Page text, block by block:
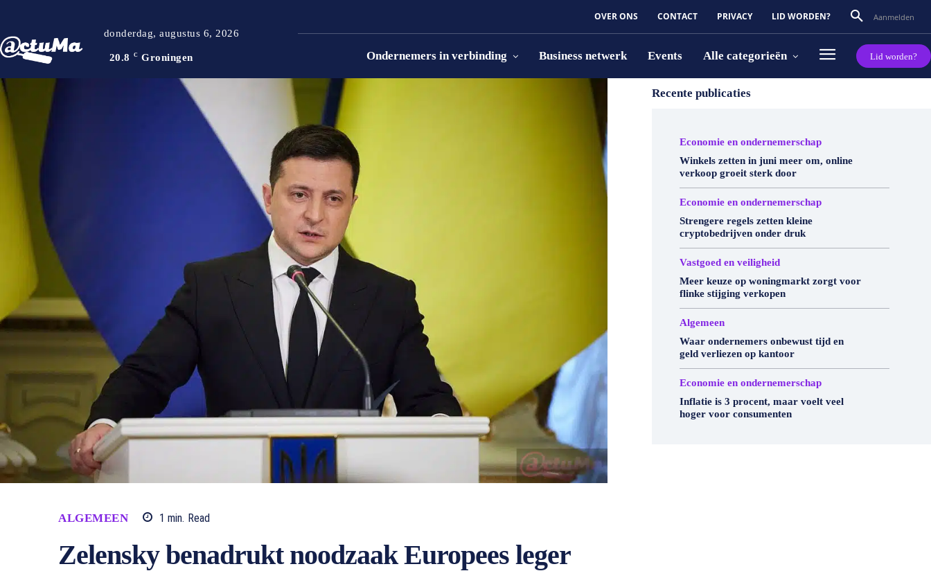
donderdag, augustus 6, 2026
20.8 C Groningen
OVER ONS CONTACT PRIVACY LID WORDEN? Aanmelden
Ondernemers in verbinding Business netwerk Events Alle categorieën Lid worden?
ALGEMEEN 1 min. Read
Zelensky benadrukt noodzaak Europees leger
Recente publicaties
Economie en ondernemerschap
Winkels zetten in juni meer om, online
verkoop groeit sterk door
Economie en ondernemerschap
Strengere regels zetten kleine
cryptobedrijven onder druk
Vastgoed en veiligheid
Meer keuze op woningmarkt zorgt voor
flinke stijging verkopen
Algemeen
Waar ondernemers onbewust tijd en
geld verliezen op kantoor
Economie en ondernemerschap
Inflatie is 3 procent, maar voelt veel
hoger voor consumenten